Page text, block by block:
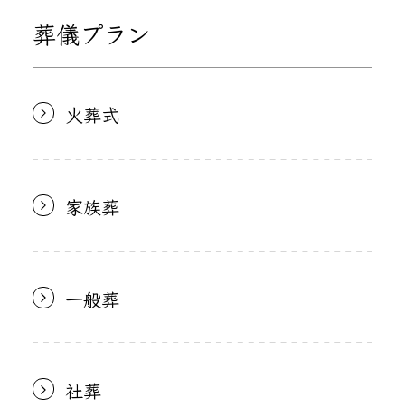
葬儀プラン
火葬式
家族葬
一般葬
社葬